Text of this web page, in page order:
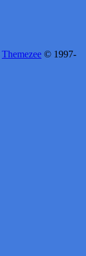
Themezee © 1997-